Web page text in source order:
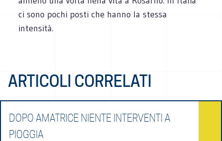
ci sono pochi posti che hanno la stessa
intensità.
ARTICOLI CORRELATI
DOPO AMATRICE NIENTE INTERVENTI A
PIOGGIA